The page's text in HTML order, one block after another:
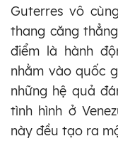
Guterres vô
thang căng
điểm là hành
nhằm vào quốc
những hệ quả
tình hình ở
này đều tạo ra